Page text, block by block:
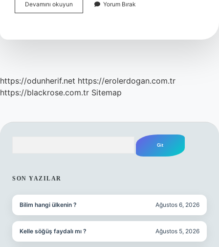
Devamını okuyun
Bala
Ilçe
Yorum Bırak
https://odunherif.net https://erolerdogan.com.tr
https://blackrose.com.tr Sitemap
SON YAZILAR
Bilim hangi ülkenin ? Ağustos 6, 2026
Kelle söğüş faydalı mı ? Ağustos 5, 2026